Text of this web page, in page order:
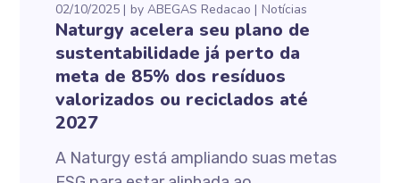
02/10/2025 byABEGAS Redacao Notícias
Naturgy acelera seu plano de
sustentabilidade já perto da
meta de 85% dos resíduos
valorizados ou reciclados até
2027
A Naturgy está ampliando suas metas